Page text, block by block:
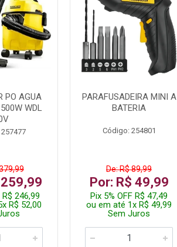
PO AGUA
WDL
R$ 246,99
R$ 52,00
PARAFUSADEIRA MINI A
BATERIA
Código: 254801
De: R$ 89,99
Por: R$ 49,99
Pix 5% OFF R$ 47,49
ou em até 1x R$ 49,99
Sem Juros